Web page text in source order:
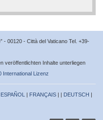
- 00120 - Città del Vaticano Tel. +39-
veröffentlichten Inhalte unterliegen
International Lizenz
ESPAÑOL FRANÇAIS DEUTSCH